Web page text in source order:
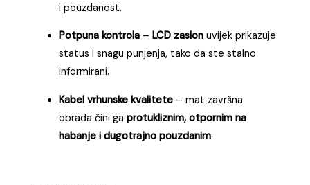
i pouzdanost.
Potpuna kontrola –LCD zaslon uvijek prikazuje
status i snagu punjenja, tako da ste stalno
informirani.
Kabel vrhunske kvalitete – mat završna
obrada čini gaprotukliznim, otpornim na
habanje i dugotrajno pouzdanim.